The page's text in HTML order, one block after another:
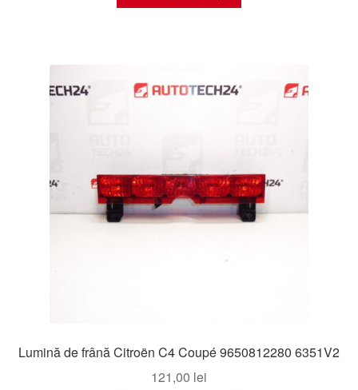
Lumină de frână Citroën C4 Coupé 9650812280 6351V2
121,00 lei